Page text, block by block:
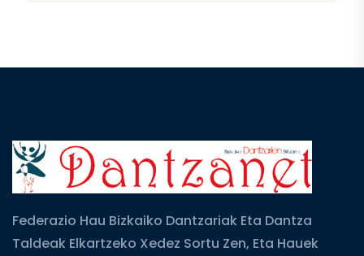
Federazio Hau Bizkaiko Dantzariak Eta Dantza
Taldeak Elkartzeko Xedez Sortu Zen, Eta Hauek